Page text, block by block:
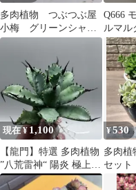
多肉植物 つぶつぶ屋
小梅 グリーンシャン
パーン
Q666
ルマル
リシオ
現在 ¥ 1,100
【龍門】特選 多肉植物
”八荒雷神“ 陽炎 極上強
棘 極上美株
¥530
多肉
セット